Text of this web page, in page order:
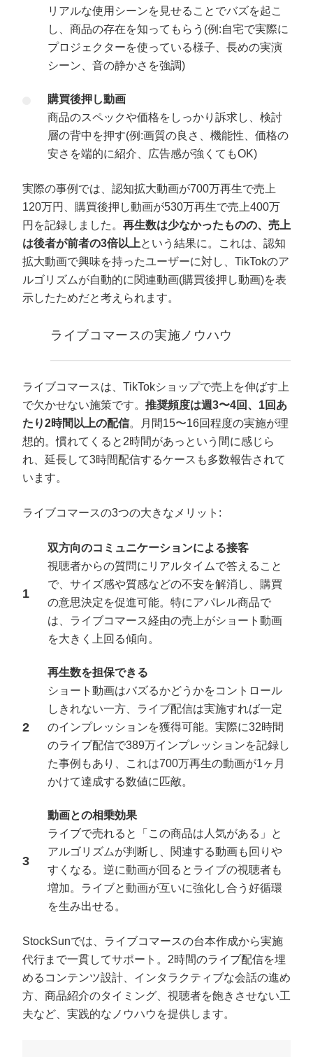
プロに無料相談をする
ドする
StockSun株式会社〒160-0023 東京都新宿区西新宿3丁目7-30 フロ
ンティアグラン西新宿地下1階B102号室
サイトマップ プライバシーポリシー
リアルな使用シーンを見せることでバズを起こ
し、商品の存在を知ってもらう(例:自宅で実際に
プロジェクターを使っている様子、長めの実演
シーン、音の静かさを強調)
購買後押し動画
商品のスペックや価格をしっかり訴求し、検討
層の背中を押す(例:画質の良さ、機能性、価格の
安さを端的に紹介、広告感が強くてもOK)
実際の事例では、認知拡大動画が700万再生で売上
120万円、購買後押し動画が530万再生で売上400万
円を記録しました。 再生数は少なかったものの、売上
は後者が前者の3倍以上という結果に。これは、認知
拡大動画で興味を持ったユーザーに対し、TikTokのア
ルゴリズムが自動的に関連動画(購買後押し動画)を表
示したためだと考えられます。
ライブコマースの実施ノウハウ
ライブコマースは、TikTokショップで売上を伸ばす上
で欠かせない施策です。 推奨頻度は週3〜4回、1回あ
たり2時間以上の配信。月間15〜16回程度の実施が理
想的。慣れてくると2時間があっという間に感じら
れ、延長して3時間配信するケースも多数報告されて
います。
ライブコマースの3つの大きなメリット:
双方向のコミュニケーションによる接客
視聴者からの質問にリアルタイムで答えること
で、サイズ感や質感などの不安を解消し、購買
の意思決定を促進可能。特にアパレル商品で
は、ライブコマース経由の売上がショート動画
を大きく上回る傾向。
再生数を担保できる
ショート動画はバズるかどうかをコントロール
しきれない一方、ライブ配信は実施すれば一定
のインプレッションを獲得可能。実際に32時間
のライブ配信で389万インプレッションを記録し
た事例もあり、これは700万再生の動画が1ヶ月
かけて達成する数値に匹敵。
動画との相乗効果
ライブで売れると「この商品は人気がある」と
アルゴリズムが判断し、関連する動画も回りや
すくなる。逆に動画が回るとライブの視聴者も
増加。ライブと動画が互いに強化し合う好循環
を生み出せる。
StockSunでは、ライブコマースの台本作成から実施
代行まで一貫してサポート。2時間のライブ配信を埋
めるコンテンツ設計、インタラクティブな会話の進め
方、商品紹介のタイミング、視聴者を飽きさせない工
夫など、実践的なノウハウを提供します。